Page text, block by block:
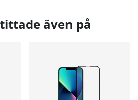
även på